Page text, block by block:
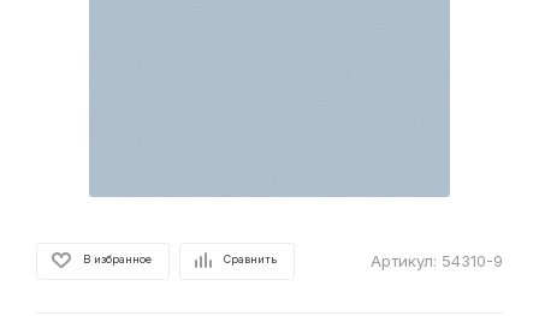
В избранное Сравнить Артикул: 54310-9